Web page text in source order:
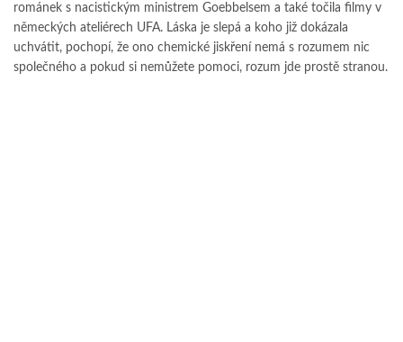
románek s nacistickým ministrem Goebbelsem a také točila filmy v
německých ateliérech UFA. Láska je slepá a koho již dokázala
uchvátit, pochopí, že ono chemické jiskření nemá s rozumem nic
společného a pokud si nemůžete pomoci, rozum jde prostě stranou.